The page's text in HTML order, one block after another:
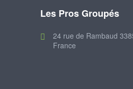
Les Pros Groupés
24 rue de Rambaud
France